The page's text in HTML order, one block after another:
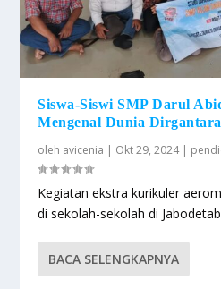
Siswa-Siswi SMP Darul
Mengenal Dunia
oleh avicenia | Okt 29, 2024|
Kegiatan ekstra kurikuler
di sekolah-sekolah di
BACA SELENGKAPNYA